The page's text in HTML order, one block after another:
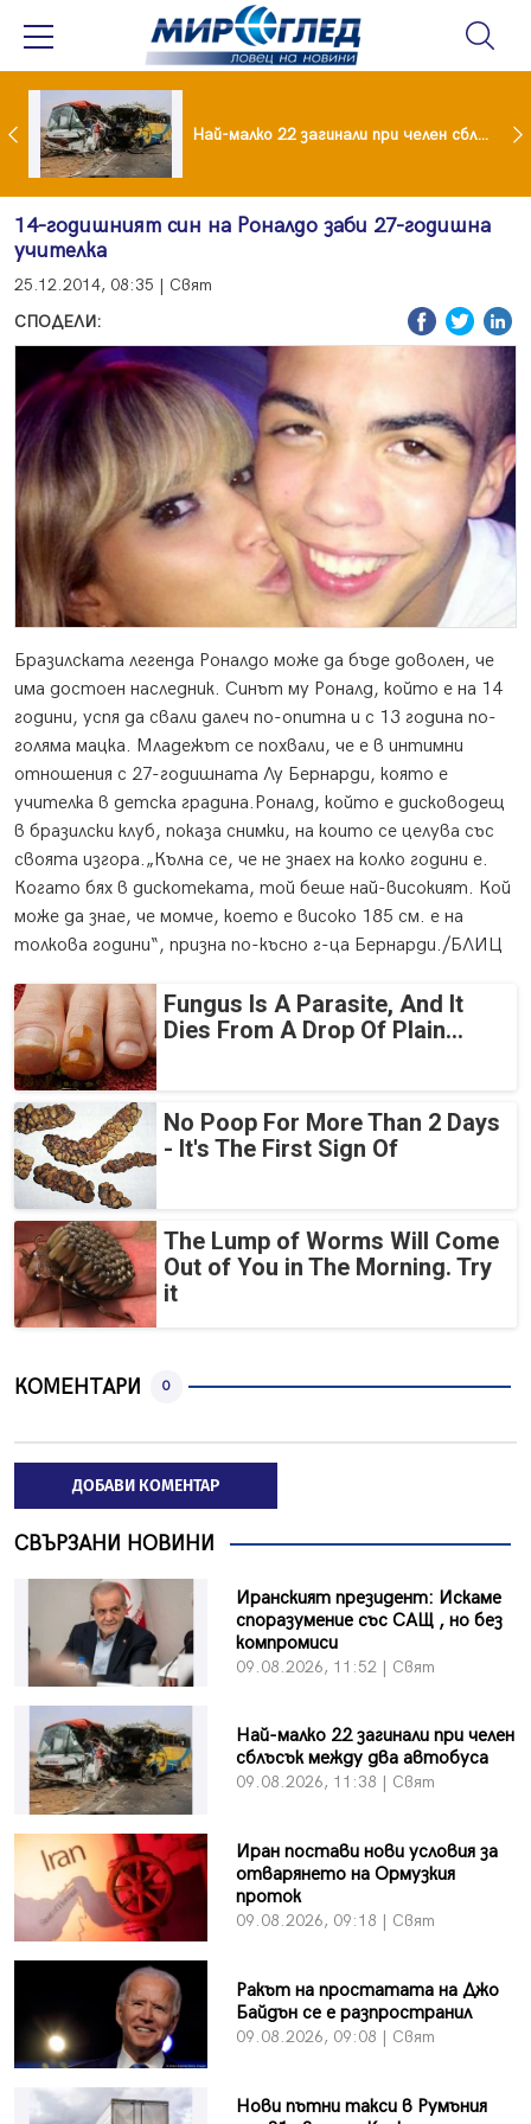
споразумение със САЩ , но без компромиси Най-малко 22 загинали при челен сблъсък между два автобуса
14-годишният син на Роналдо заби 27-годишна
учителка
25.12.2014, 08:35 | Свят
СПОДЕЛИ:
Бразилската легенда Роналдо може да бъде доволен, че
има достоен наследник. Синът му Роналд, който е на 14
години, успя да свали далеч по-опитна и с 13 година по-
голяма мацка. Младежът се похвали, че е в интимни
отношения с 27-годишната Лу Бернарди, която е
учителка в детска градина.Роналд, който е дисководещ
в бразилски клуб, показа снимки, на които се целува със
своята изгора.„Кълна се, че не знаех на колко години е.
Когато бях в дискотеката, той беше най-високият. Кой
може да знае, че момче, което е високо 185 см. е на
толкова години“, призна по-късно г-ца Бернарди./БЛИЦ
Fungus Is A Parasite, And It
Dies From A Drop Of Plain...
No Poop For More Than 2 Days
- It's The First Sign Of
The Lump of Worms Will Come
Out of You in The Morning. Try
it
КОМЕНТАРИ 0
ДОБАВИ КОМЕНТАР
СВЪРЗАНИ НОВИНИ
Иранският президент: Искаме
споразумение със САЩ , но без
компромиси
09.08.2026, 11:52 | Свят
Най-малко 22 загинали при челен
сблъсък между два автобуса
09.08.2026, 11:38 | Свят
Иран постави нови условия за
отварянето на Ормузкия
проток
09.08.2026, 09:18 | Свят
Ракът на простатата на Джо
Байдън се е разпространил
09.08.2026, 09:08 | Свят
Нови пътни такси в Румъния